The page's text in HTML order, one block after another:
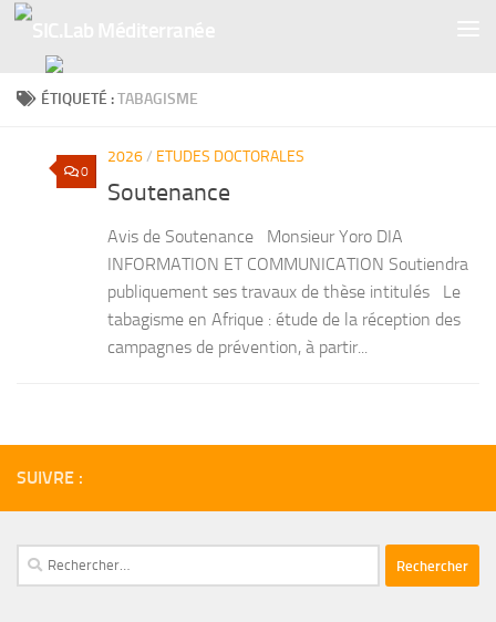
ÉTIQUETÉ :TABAGISME
0
2026/ ETUDES DOCTORALES
Soutenance
Avis de Soutenance Monsieur Yoro DIA
INFORMATION ET COMMUNICATION Soutiendra
publiquement ses travaux de thèse intitulés Le
tabagisme en Afrique : étude de la réception des
campagnes de prévention, à partir...
SUIVRE :
Rechercher :